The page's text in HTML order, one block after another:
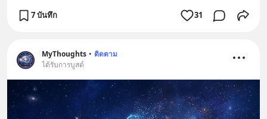
7 บันทึก 31
MyThoughts • ติดตาม
ได้รับการบูสต์